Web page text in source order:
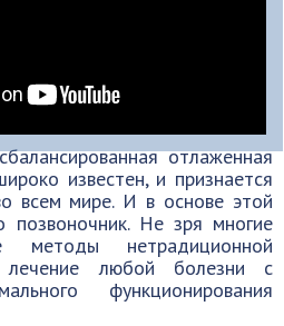
отлаженная
известен, и признается
всем мире. И в основе этой
позвоночник. Не зря многие
методы нетрадиционной
лечение любой болезни с
функционирования